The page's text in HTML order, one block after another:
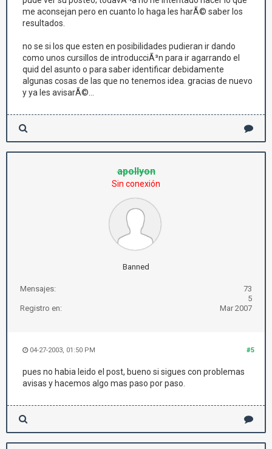
me aconsejan pero en cuanto lo haga les harÃ© saber los
resultados.
no se si los que esten en posibilidades pudieran ir dando
como unos cursillos de introducciÃ³n para ir agarrando el
quid del asunto o para saber identificar debidamente
algunas cosas de las que no tenemos idea. gracias de nuevo
y ya les avisarÃ©...
apollyon
Sin conexión
Banned
Mensajes:
73
5
Registro en:
Mar 2007
#5
04-27-2003, 01:50 PM
pues no habia leido el post, bueno si sigues con problemas
avisas y hacemos algo mas paso por paso.